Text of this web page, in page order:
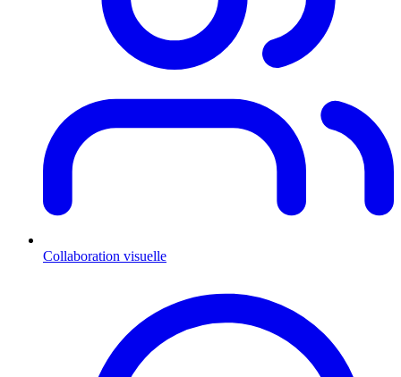
Collaboration visuelle